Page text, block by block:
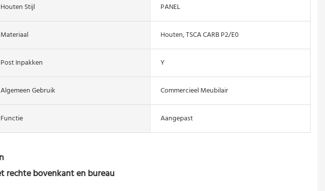
Houten Stijl PANEL
Materiaal Houten, TSCA CARB P2/E0
Post Inpakken Y
Algemeen Gebruik Commercieel Meubilair
Functie Aangepast
Foshan Furniture Europese tafel met rechte bovenkant en bureau